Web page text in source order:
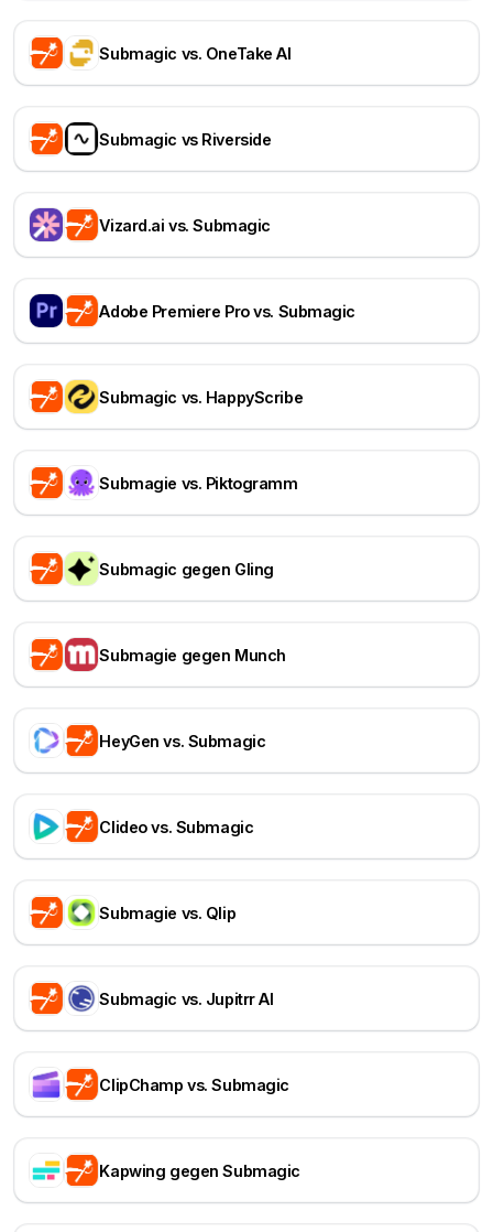
Submagic vs. OneTake AI
Submagic vs Riverside
Vizard.ai vs. Submagic
Adobe Premiere Pro vs. Submagic
Submagic vs. HappyScribe
Submagie vs. Piktogramm
Submagic gegen Gling
Submagie gegen Munch
HeyGen vs. Submagic
Clideo vs. Submagic
Submagie vs. Qlip
Submagic vs. Jupitrr AI
ClipChamp vs. Submagic
Kapwing gegen Submagic